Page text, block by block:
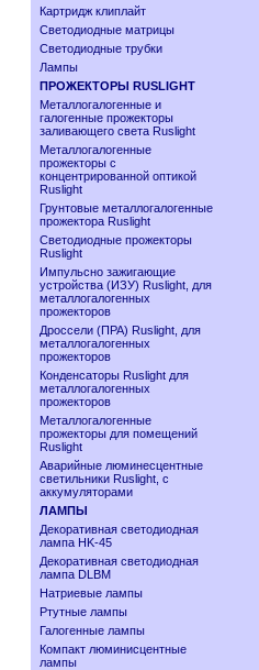
Картридж клиплайт
Светодиодные матрицы
Светодиодные трубки
Лампы
ПРОЖЕКТОРЫ RUSLIGHT
Металлогалогенные и
галогенные прожекторы
заливающего света Ruslight
Металлогалогенные
прожекторы с
концентрированной оптикой
Ruslight
Грунтовые металлогалогенные
прожектора Ruslight
Светодиодные прожекторы
Ruslight
Импульсно зажигающие
устройства (ИЗУ) Ruslight, для
металлогалогенных
прожекторов
Дроссели (ПРА) Ruslight, для
металлогалогенных
прожекторов
Конденсаторы Ruslight для
металлогалогенных
прожекторов
Металлогалогенные
прожекторы для помещений
Ruslight
Аварийные люминесцентные
светильники Ruslight, с
аккумуляторами
ЛАМПЫ
Декоративная светодиодная
лампа HK-45
Декоративная светодиодная
лампа DLBM
Натриевые лампы
Ртутные лампы
Галогенные лампы
Компакт люминисцентные
лампы